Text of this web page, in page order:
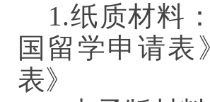
1.纸质材料
国留学申请表
表》